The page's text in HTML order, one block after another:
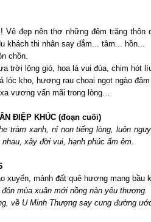
Vẻ đẹp nên thơ những đêm trăng thôn
khách thi nhân say đắm... tâm... hồn...
chồn.
trời lộng gió, hoa lá vui đùa, chim hót
lóc kho, hương rau choại ngọt ngào
vương vấn mãi trong lòng…
ĐIỆP KHÚC (đoạn cuối)
tràm xanh, nỉ non tiếng lòng, luôn
xây đời vui, hạnh phúc ấm êm.
xuyến, mảnh đất quê hương mang bầu
đón mùa xuân mới nồng nàn yêu thương.
về U Minh Thượng say cung đường